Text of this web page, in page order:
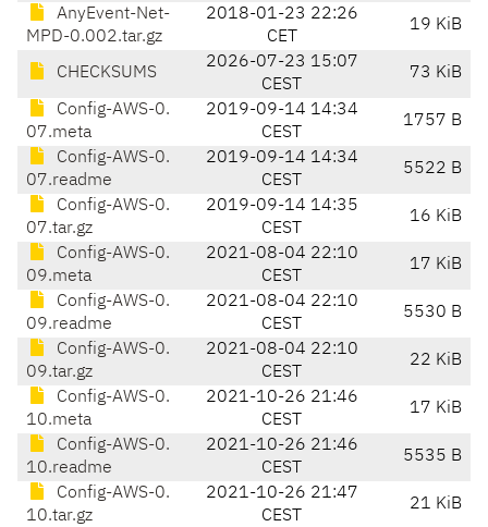
AnyEvent-Net-
MPD-0.002.tar.gz
2018-01-23 22:26
CET
19 KiB
CHECKSUMS
2026-07-23 15:07
CEST
73 KiB
Config-AWS-0.
07.meta
2019-09-14 14:34
CEST
1757 B
Config-AWS-0.
07.readme
2019-09-14 14:34
CEST
5522 B
Config-AWS-0.
07.tar.gz
2019-09-14 14:35
CEST
16 KiB
Config-AWS-0.
09.meta
2021-08-04 22:10
CEST
17 KiB
Config-AWS-0.
09.readme
2021-08-04 22:10
CEST
5530 B
Config-AWS-0.
09.tar.gz
2021-08-04 22:10
CEST
22 KiB
Config-AWS-0.
10.meta
2021-10-26 21:46
CEST
17 KiB
Config-AWS-0.
10.readme
2021-10-26 21:46
CEST
5535 B
Config-AWS-0.
10.tar.gz
2021-10-26 21:47
CEST
21 KiB